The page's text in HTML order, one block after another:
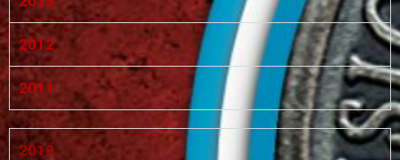
2012
2011
2010